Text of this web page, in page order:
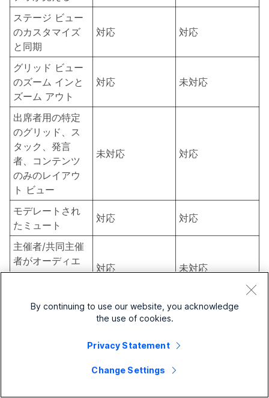
ステージ ビュー
のカスタマイズ
と同期
対応 対応
グリッド ビュー
のズーム インと
ズーム アウト
対応 未対応
出席者用の特定
のグリッド、ス
タック、発言
者、コンテンツ
のみのレイアウ
ト ビュー
未対応 対応
モデレートされ
たミュート
対応 対応
主催者/共同主催
者がオーディエ
ンスのミュート
対応 未対応
アニメーション
対応
By continuing to use our website, you acknowledge
the use of cookies.
Privacy Statement
Change Settings